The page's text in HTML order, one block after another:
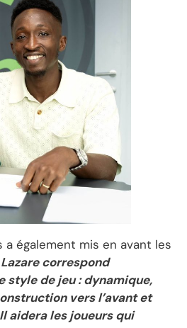
a également mis en avant les
Lazare correspond
style de jeu : dynamique,
vers l’avant et
aidera les joueurs qui